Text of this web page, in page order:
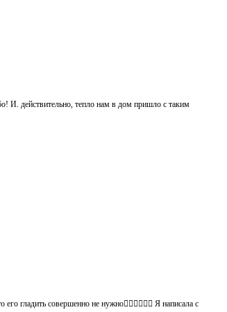
И. действительно, тепло нам в дом пришло с таким
гладить совершенно не нужно👍🏻👍🏻🙈😄 Я написала с